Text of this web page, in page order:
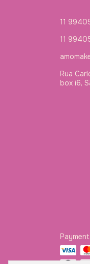
11
11
Rua
box i6,